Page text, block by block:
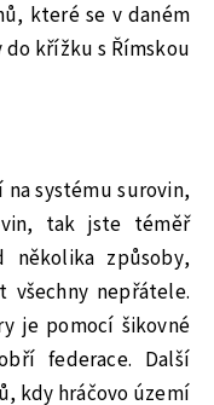
které se v daném
křížku s Římskou
na systému surovin,
tak jste téměř
způsoby,
všechny nepřátele.
je pomocí šikovné
federace. Další
kdy hráčovo území